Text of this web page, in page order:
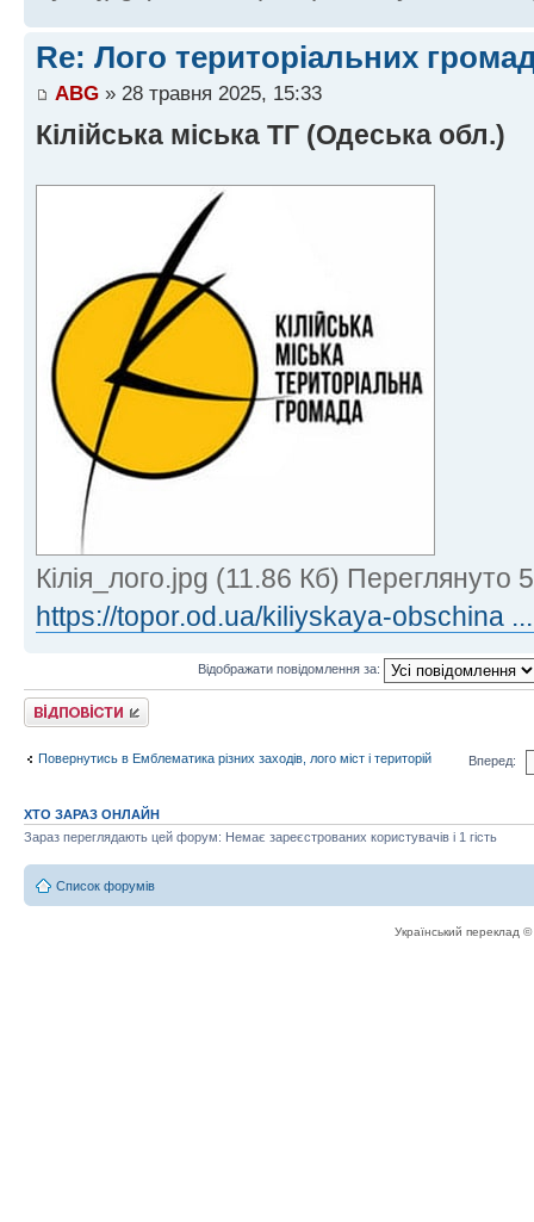
Re: Лого територіальних
ABG » 28 травня 2025, 15:33
Кілійська міська ТГ (Одеська обл.)
Кілія_лого.jpg (11.86 Кб) Переглянуто
https://topor.od.ua/kiliyskaya-obschina
Відображати повідомлення за:
Відповісти
Повернутись в Емблематика різних заходів, лого міст і територій Вперед:
ХТО ЗАРАЗ ОНЛАЙН
Зараз переглядають цей форум: Немає зареєстрованих користувачів і 1 гість
Список форумів
Український переклад